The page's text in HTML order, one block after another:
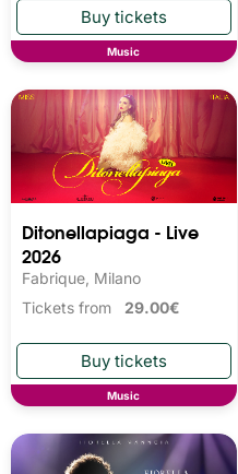
Music
Ditonellapiaga - Live
2026
Fabrique, Milano
Tickets from 29.00€
Music